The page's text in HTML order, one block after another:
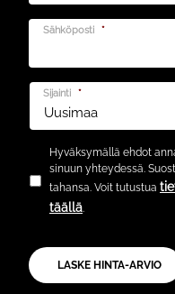
Sähköposti *
Sijainti *
Hyväksymällä ehdot
sinuun yhteydessä.
tahansa. Voit tutustua
täällä